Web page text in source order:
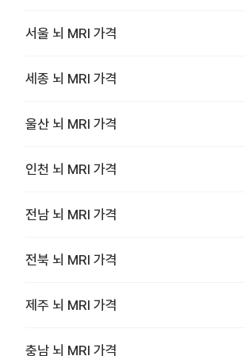
서울 뇌 MRI 가격
세종 뇌 MRI 가격
울산 뇌 MRI 가격
인천 뇌 MRI 가격
전남 뇌 MRI 가격
전북 뇌 MRI 가격
제주 뇌 MRI 가격
충남 뇌 MRI 가격